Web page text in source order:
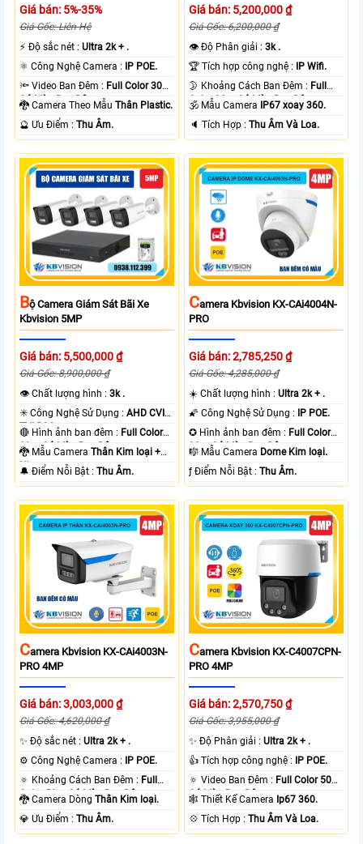
Giá bán: 5%-35%
Giá Gốc: Liên Hệ
️⚡ Độ sắc nét :Ultra 2k + .
⚛️ Công Nghệ Camera : IP POE.
🔦 Video Ban Đêm : Full Color 30m
Có Màu Ban Ðêm.
🐉️ Camera Theo MẫuThân Plastic.
️🔮 Ưu Điểm :Thu Âm.
Giá bán: 5,200,000 ₫
Giá Gốc: 6,200,000 ₫
👁 Độ Phân giải :3k .
🏆 Tích hợp công nghệ : IP Wifi.
🌛 Khoảng Cách Ban Đêm : Full
Color 30m Có Màu Ban Ðêm.
🕉️ Mẫu Camera IP67 xoay 360.
️🔈 Tích Hợp :Thu Âm Và Loa.
BỘ Camera Giám Sát Bãi Xe
Kbvision 5MP
Giá bán: 5,500,000 ₫
Giá Gốc: 8,900,000 ₫
👁 Chất lượng hình :3k .
✳️ Công Nghệ Sử Dụng :AHD CVI
TVI BCS.
🔴 Hình ảnh ban đêm : Full Color
80m Có Màu Ban Ðêm.
🐉️ Mẫu CameraThân Kim loại +
Nhựa.
️🔔 Điểm Nỗi Bật :Thu Âm.
CAmera Kbvision KX-CAi4004N-
PRO
Giá bán: 2,785,250 ₫
Giá Gốc: 4,285,000 ₫
☀️ Chất lượng hình :Ultra 2k + .
🌠 Công Nghệ Sử Dụng :
IP POE.
✪ Hình ảnh ban đêm : Full Color
30m Có Màu Ban Ðêm.
🎼️ Mẫu Camera Dome Kim loại.
️ƒ Điểm Nỗi Bật :Thu Âm.
CAmera Kbvision KX-CAi4003N-
PRO 4MP
Giá bán: 3,003,000 ₫
Giá Gốc: 4,620,000 ₫
✨ Độ sắc nét :Ultra 2k + .
⚙ Công Nghệ Camera :
IP POE.
🔅 Khoảng Cách Ban Đêm : Full
Color 50m Có Màu Ban Ðêm.
🐉️ Camera DòngThân Kim loại.
️💎 Ưu Điểm :Thu Âm.
CAmera Kbvision KX-C4007CPN-
PRO 4MP
Giá bán: 2,570,750 ₫
Giá Gốc: 3,955,000 ₫
✨ Độ Phân giải :Ultra 2k + .
👍 Tích hợp công nghệ :
IP POE.
🔅 Video Ban Đêm : Full Color 50m
Có Màu Ban Ðêm.
🕸️ Thiết Kế Camera Ip67 360.
️💠 Tích Hợp :Thu Âm Và Loa.